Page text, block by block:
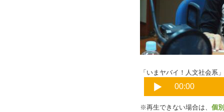
「いまヤバイ！人文社会系
※再生できない場合は、 個